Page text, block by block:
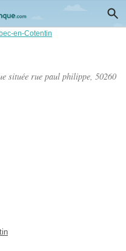
en-Cotentin
située rue paul philippe, 50260